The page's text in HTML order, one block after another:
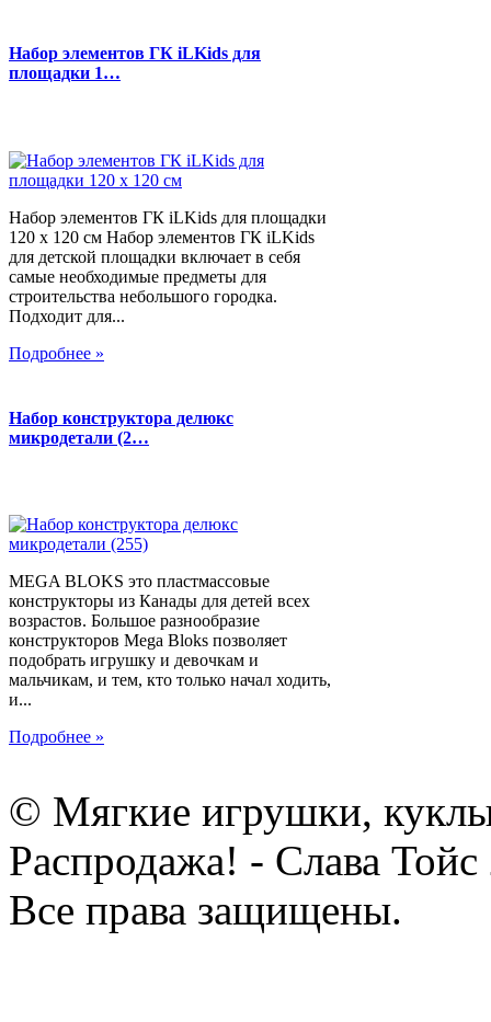
Набор элементов ГК iLKids для
площадки 1…
Набор элементов ГК iLKids для площадки
120 х 120 см Набор элементов ГК iLKids
для детской площадки включает в себя
самые необходимые предметы для
строительства небольшого городка.
Подходит для...
Подробнее »
Набор конструктора делюкс
микродетали (2…
MEGA BLOKS это пластмассовые
конструкторы из Канады для детей всех
возрастов. Большое разнообразие
конструкторов Mega Bloks позволяет
подобрать игрушку и девочкам и
мальчикам, и тем, кто только начал ходить,
и...
Подробнее »
© Мягкие игрушки,
Распродажа! - Слава Тойс
Все права защищены.